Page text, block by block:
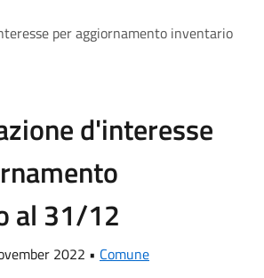
per aggiornamento inventario
d'interesse
al 31/12
2022 • Comune